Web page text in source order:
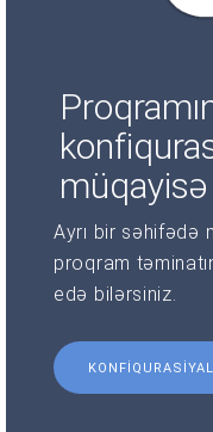
Ayrı bir səhifədə
proqram
edə bilərsiniz.